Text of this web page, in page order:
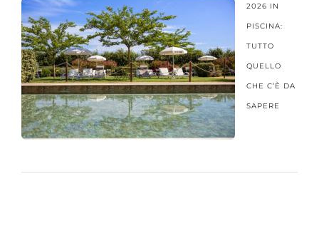
2026 IN
PISCINA:
TUTTO
QUELLO
CHE C’È DA
SAPERE